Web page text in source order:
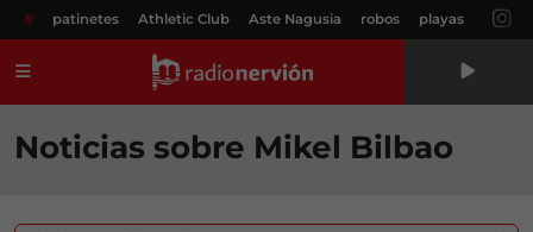
# patinetes Athletic Club Aste Nagusia robos playas
Noticias sobre Mikel Bilbao